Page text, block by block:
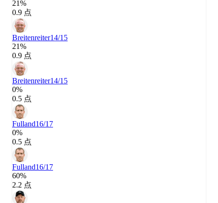
21%
0.9 点
Breitenreiter14/15
21%
0.9 点
Breitenreiter14/15
0%
0.5 点
Fulland16/17
0%
0.5 点
Fulland16/17
60%
2.2 点